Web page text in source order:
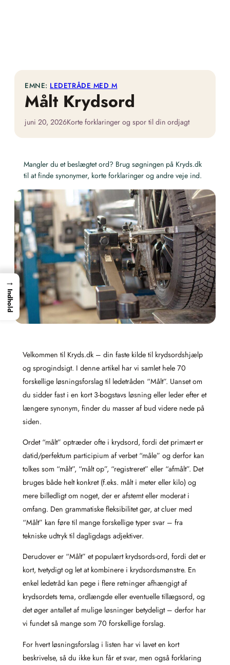
EMNE: LEDETRÅDE MED M
Målt Krydsord
juni 20, 2026Korte forklaringer og spor til din ordjagt
Mangler du et beslægtet ord? Brug søgningen på Kryds.dk
til at finde synonymer, korte forklaringer og andre veje ind.
Velkommen til Kryds.dk – din faste kilde til krydsordshjælp
og sprogindsigt. I denne artikel har vi samlet hele 70
forskellige løsningsforslag til ledetråden “Målt”. Uanset om
du sidder fast i en kort 3‑bogstavs løsning eller leder efter et
længere synonym, finder du masser af bud videre nede på
siden.
Ordet “målt” optræder ofte i krydsord, fordi det primært er
datid/perfektum participium af verbet “måle” og derfor kan
tolkes som “målt”, “målt op”, “registreret” eller “afmålt”. Det
bruges både helt konkret (f.eks. målt i meter eller kilo) og
mere billedligt om noget, der er afstemt eller moderat i
omfang. Den grammatiske fleksibilitet gør, at cluer med
“Målt” kan føre til mange forskellige typer svar – fra
tekniske udtryk til dagligdags adjektiver.
Derudover er “Målt” et populært krydsords‑ord, fordi det er
kort, tvetydigt og let at kombinere i krydsordsmønstre. En
enkel ledetråd kan pege i flere retninger afhængigt af
krydsordets tema, ordlængde eller eventuelle tillægsord, og
det øger antallet af mulige løsninger betydeligt – derfor har
vi fundet så mange som 70 forskellige forslag.
For hvert løsningsforslag i listen har vi lavet en kort
beskrivelse, så du ikke kun får et svar, men også forklaring
→
Indhold